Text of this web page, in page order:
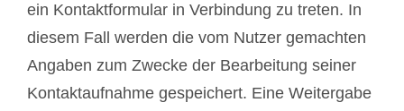
ein Kontaktformular in Verbindung zu treten. In
diesem Fall werden die vom Nutzer gemachten
Angaben zum Zwecke der Bearbeitung seiner
Kontaktaufnahme gespeichert. Eine Weitergabe